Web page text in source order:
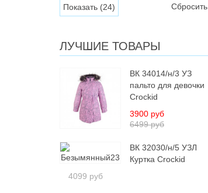
Сбросить
ЛУЧШИЕ ТОВАРЫ
ВК 34014/н/3 УЗ
пальто для девочки
Crockid
6499 руб
3900 руб
ВК 32030/н/5 УЗЛ
Куртка Crockid
4099 руб